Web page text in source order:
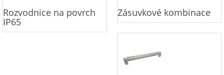
Rozvodnice na povrch
IP65
Zásuvkové kombinace